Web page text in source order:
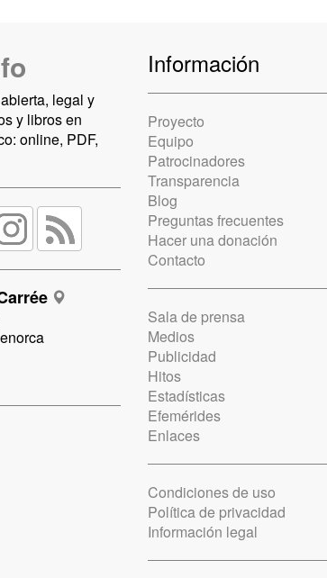
legal y
y libros en
online, PDF,
Información
Proyecto
Equipo
Patrocinadores
Transparencia
Blog
Preguntas frecuentes
Hacer una donación
Contacto
Sala de prensa
Medios
Publicidad
Hitos
Estadísticas
Efemérides
Enlaces
Condiciones de uso
Política de privacidad
Información legal